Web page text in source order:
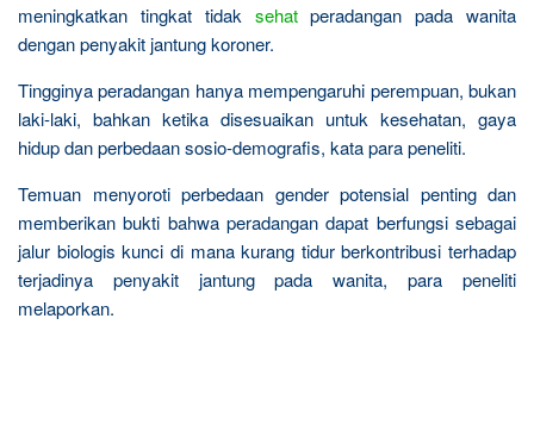
meningkatkan tingkat tidak sehatperadangan pada wanita
dengan penyakit jantung koroner.
Tingginya peradangan hanya mempengaruhi perempuan, bukan
laki-laki, bahkan ketika disesuaikan untuk kesehatan, gaya
hidup dan perbedaan sosio-demografis, kata para peneliti.
Temuan menyoroti perbedaan gender potensial penting dan
memberikan bukti bahwa peradangan dapat berfungsi sebagai
jalur biologis kunci di mana kurang tidur berkontribusi terhadap
terjadinya penyakit jantung pada wanita, para peneliti
melaporkan.